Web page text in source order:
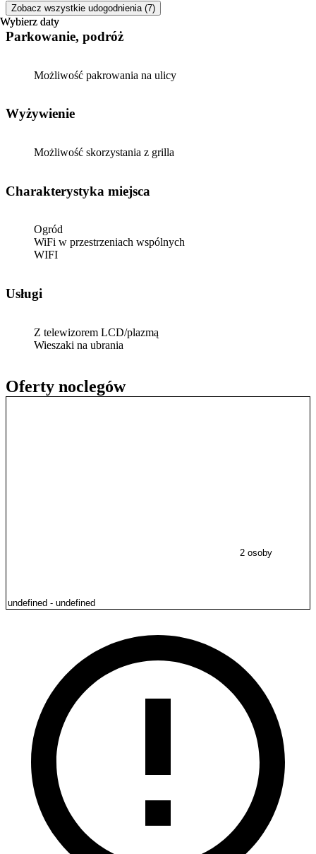
Wybierz daty
Oferty noclegów
Wybierz daty
2 osoby
Zobacz wszystkie udogodnienia (7)
Parkowanie, podróż
Możliwość pakrowania na ulicy
Wyżywienie
Możliwość skorzystania z grilla
Charakterystyka miejsca
Ogród
WiFi w przestrzeniach wspólnych
WIFI
Usługi
Z telewizorem LCD/plazmą
Wieszaki na ubrania